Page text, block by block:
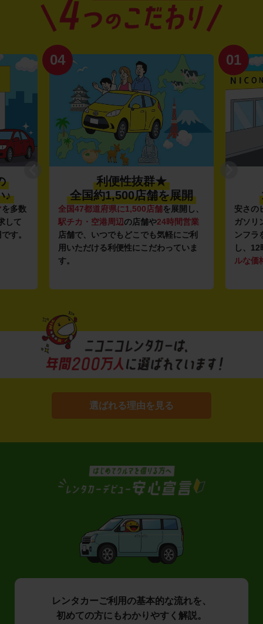
♪
を多数
して
す。
04
利便性抜群★
全国約1,500店舗を展開
全国47都道府県に1,500店舗を展開し、
駅チカ・空港周辺 の店舗や24時間営業
店舗で、いつでもどこでも気軽にご利
用いただける利便性にこだわっていま
す。
01
安さの
ガソリ
ンフラ
し、
ルな価
選ばれる理由を見る
レンタカーご利用の基本的な流れを、
初めての方にもわかりやすく解説。